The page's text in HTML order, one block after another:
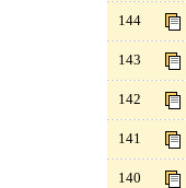
144
143
142
141
140